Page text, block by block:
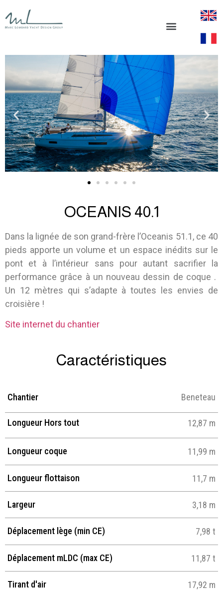
OCEANIS 40.1
Dans la lignée de son grand-frère l’Oceanis 51.1, ce 40
pieds apporte un volume et un espace inédits sur le
pont et à l’intérieur sans pour autant sacrifier la
performance grâce à un nouveau dessin de coque .
Un 12 mètres qui s’adapte à toutes les envies de
croisière !
Site internet du chantier
Caractéristiques
Chantier Beneteau
Longueur Hors tout 12,87 m
Longueur coque 11,99 m
Longueur flottaison 11,7 m
Largeur 3,18 m
Déplacement lège (min CE) 7,98 t
Déplacement mLDC (max CE) 11,87 t
Tirant d'air 17,92 m